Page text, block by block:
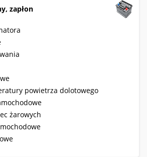
zapłon
powietrza dolotowego
żarowych